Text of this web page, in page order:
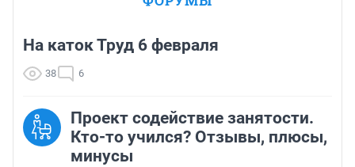
На каток Труд 6 февраля
38 6
Проект содействие занятости.
Кто-то учился? Отзывы, плюсы,
минусы